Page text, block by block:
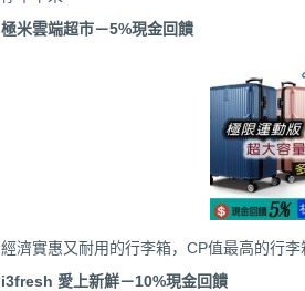
極米雲端超市－5%現金回饋
經濟實惠又耐用的行李箱，CP值最高的行李
i3fresh 愛上新鮮－10%現金回饋